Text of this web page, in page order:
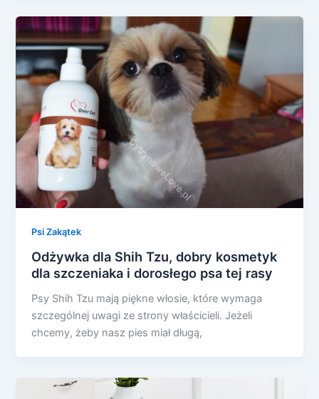
Psi Zakątek
Odżywka dla Shih Tzu, dobry kosmetyk
dla szczeniaka i dorosłego psa tej rasy
Psy Shih Tzu mają piękne włosie, które wymaga
szczególnej uwagi ze strony właścicieli. Jeżeli
chcemy, żeby nasz pies miał długą,